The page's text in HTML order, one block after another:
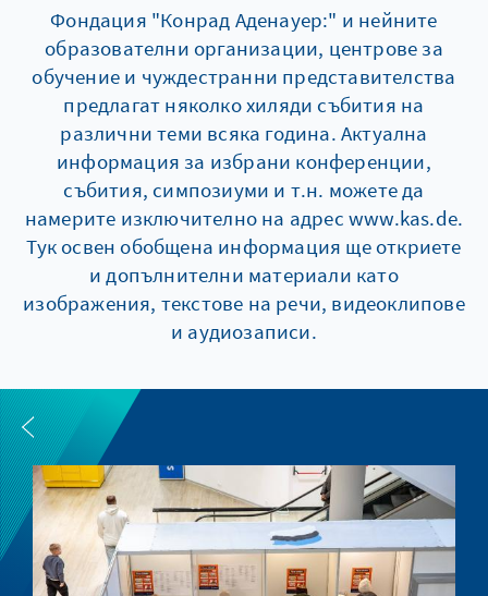
Фондация "Конрад Аденауер:" и нейните
образователни организации, центрове за
обучение и чуждестранни представителства
предлагат няколко хиляди събития на
различни теми всяка година. Актуална
информация за избрани конференции,
събития, симпозиуми и т.н. можете да
намерите изключително на адрес www.kas.de.
Тук освен обобщена информация ще откриете
и допълнителни материали като
изображения, текстове на речи, видеоклипове
и аудиозаписи.